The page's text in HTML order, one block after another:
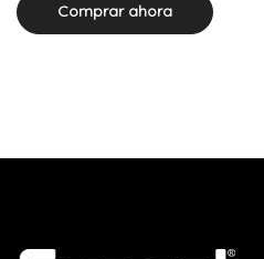
Comprar ahora